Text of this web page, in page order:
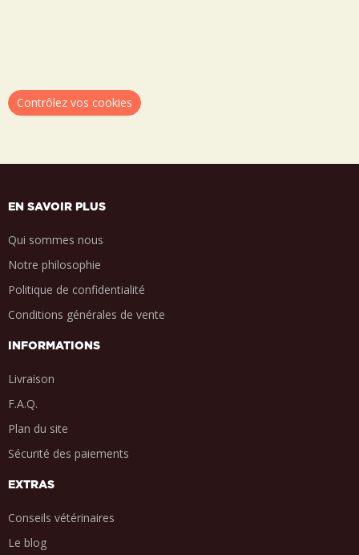
Contrôlez vos cookies
EN SAVOIR PLUS
Qui sommes nous
Notre philosophie
Politique de confidentialité
Conditions générales de vente
INFORMATIONS
Livraison
F.A.Q.
Plan du site
Sécurité des paiements
EXTRAS
Conseils vétérinaires
Le blog